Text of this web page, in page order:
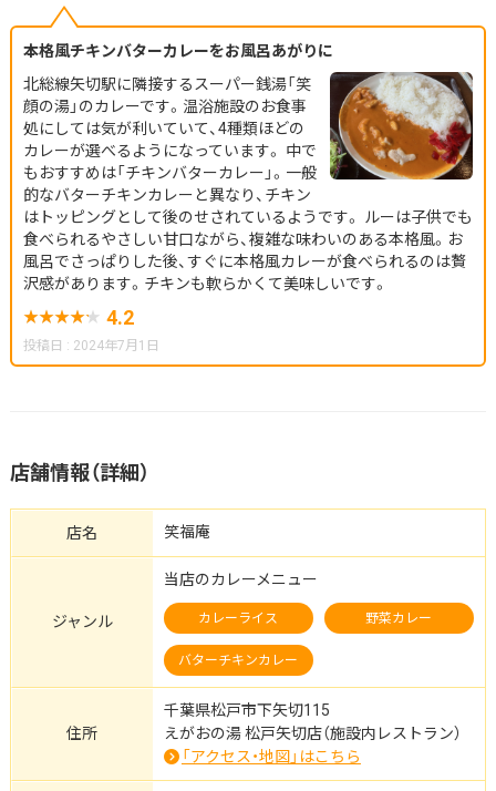
本格風チキンバターカレーをお風呂あがりに
北総線矢切駅に隣接するスーパー銭湯「笑
顔の湯」のカレーです。温浴施設のお食事
処にしては気が利いていて、4種類ほどの
カレーが選べるようになっています。 中で
もおすすめは「チキンバターカレー」。一般
的なバターチキンカレーと異なり、チキン
はトッピングとして後のせされているようです。 ルーは子供でも
食べられるやさしい甘口ながら、複雑な味わいのある本格風。お
風呂でさっぱりした後、すぐに本格風カレーが食べられるのは贅
沢感があります。チキンも軟らかくて美味しいです。
4.2
投稿日 : 2024年7月1日
店舗情報（詳細）
店名 笑福庵
ジャンル
当店のカレーメニュー
カレーライス 野菜カレー
バターチキンカレー
住所
千葉県松戸市下矢切115
えがおの湯 松戸矢切店（施設内レストラン）
「アクセス・地図」はこちら